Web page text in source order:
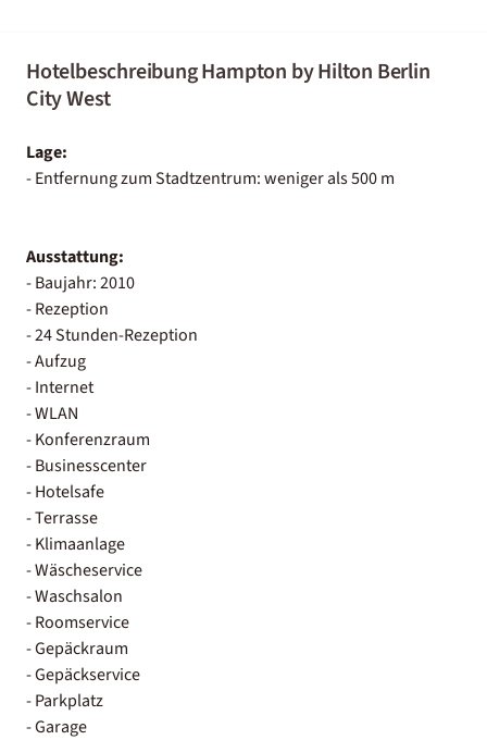
Hotelbeschreibung Hampton by Hilton Berlin
City West
Lage:
- Entfernung zum Stadtzentrum: weniger als 500 m
Ausstattung:
- Baujahr: 2010
- Rezeption
- 24 Stunden-Rezeption
- Aufzug
- Internet
- WLAN
- Konferenzraum
- Businesscenter
- Hotelsafe
- Terrasse
- Klimaanlage
- Wäscheservice
- Waschsalon
- Roomservice
- Gepäckraum
- Gepäckservice
- Parkplatz
- Garage